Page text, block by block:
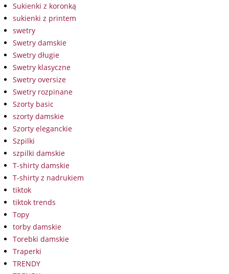
Sukienki z koronką
sukienki z printem
swetry
Swetry damskie
Swetry długie
Swetry klasyczne
Swetry oversize
Swetry rozpinane
Szorty basic
szorty damskie
Szorty eleganckie
Szpilki
szpilki damskie
T-shirty damskie
T-shirty z nadrukiem
tiktok
tiktok trends
Topy
torby damskie
Torebki damskie
Traperki
TRENDY